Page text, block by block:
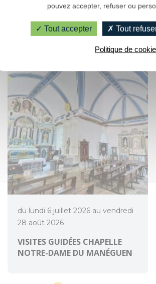
Melrand
du lundi 6 juillet 2026 au vendredi
28 août 2026
VISITES GUIDÉES CHAPELLE
NOTRE-DAME DU MANÉGUEN
pouvez accepter, refuser ou
Tout accepter Tout
Politique de